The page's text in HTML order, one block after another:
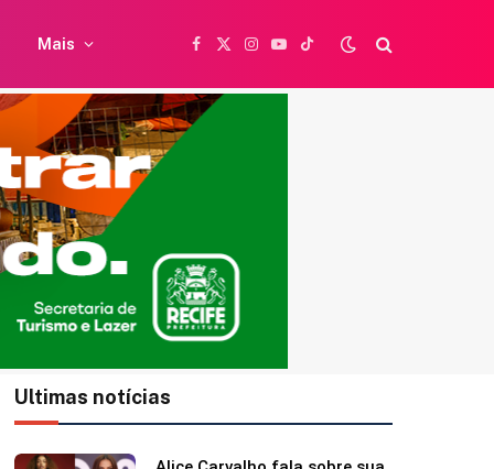
Mais
Facebook
X
Instagram
YouTubeTikTok
Ultimas notícias